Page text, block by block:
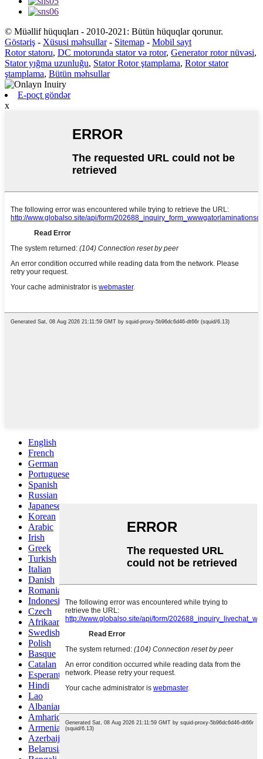
© Müəllif hüquqları - 2010-2021: Bütün hüquqlar qorunur.
Göstəriş - Xüsusi məhsullar- Sitemap - Mobil sayt
Rotor statoru, DC motorunda stator və rotor, Generator rotor nüvəsi,
Stator yığma uzunluğu, Stator Rotor ştamplama, Rotor stator
ştamplama, Bütün məhsullar
E-poçt göndər
x
English
French
German
Portuguese
Spanish
Russian
Japanese
Korean
Arabic
Irish
Greek
Turkish
Italian
Danish
Romanian
Indonesian
Czech
Afrikaans
Swedish
Polish
Basque
Catalan
Esperanto
Hindi
Lao
Albanian
Amharic
Armenian
Azerbaijani
Belarusian